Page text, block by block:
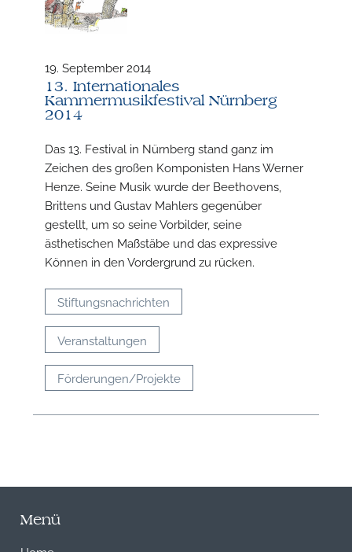
19. September 2014
13. Internationales
Kammermusikfestival Nürnberg
2014
Das 13. Festival in Nürnberg stand ganz im
Zeichen des großen Komponisten Hans Werner
Henze. Seine Musik wurde der Beethovens,
Brittens und Gustav Mahlers gegenüber
gestellt, um so seine Vorbilder, seine
ästhetischen Maßstäbe und das expressive
Können in den Vordergrund zu rücken.
Stiftungsnachrichten
Veranstaltungen
Förderungen/Projekte
Menü